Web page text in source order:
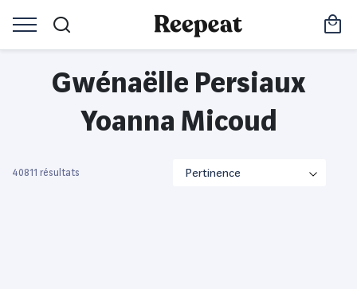
Gwénaëlle Persiaux
Yoanna Micoud
40811 résultats